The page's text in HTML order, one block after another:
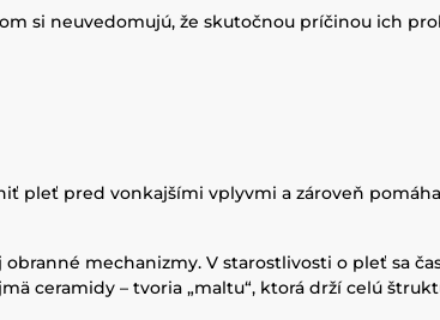
si neuvedomujú, že skutočnou príčinou ich
pleť pred vonkajšími vplyvmi a zároveň
mechanizmy. V starostlivosti o pleť sa
ceramidy – tvoria „maltu“, ktorá drží celú